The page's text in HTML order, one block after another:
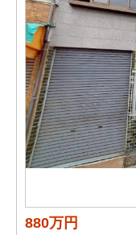
880万円